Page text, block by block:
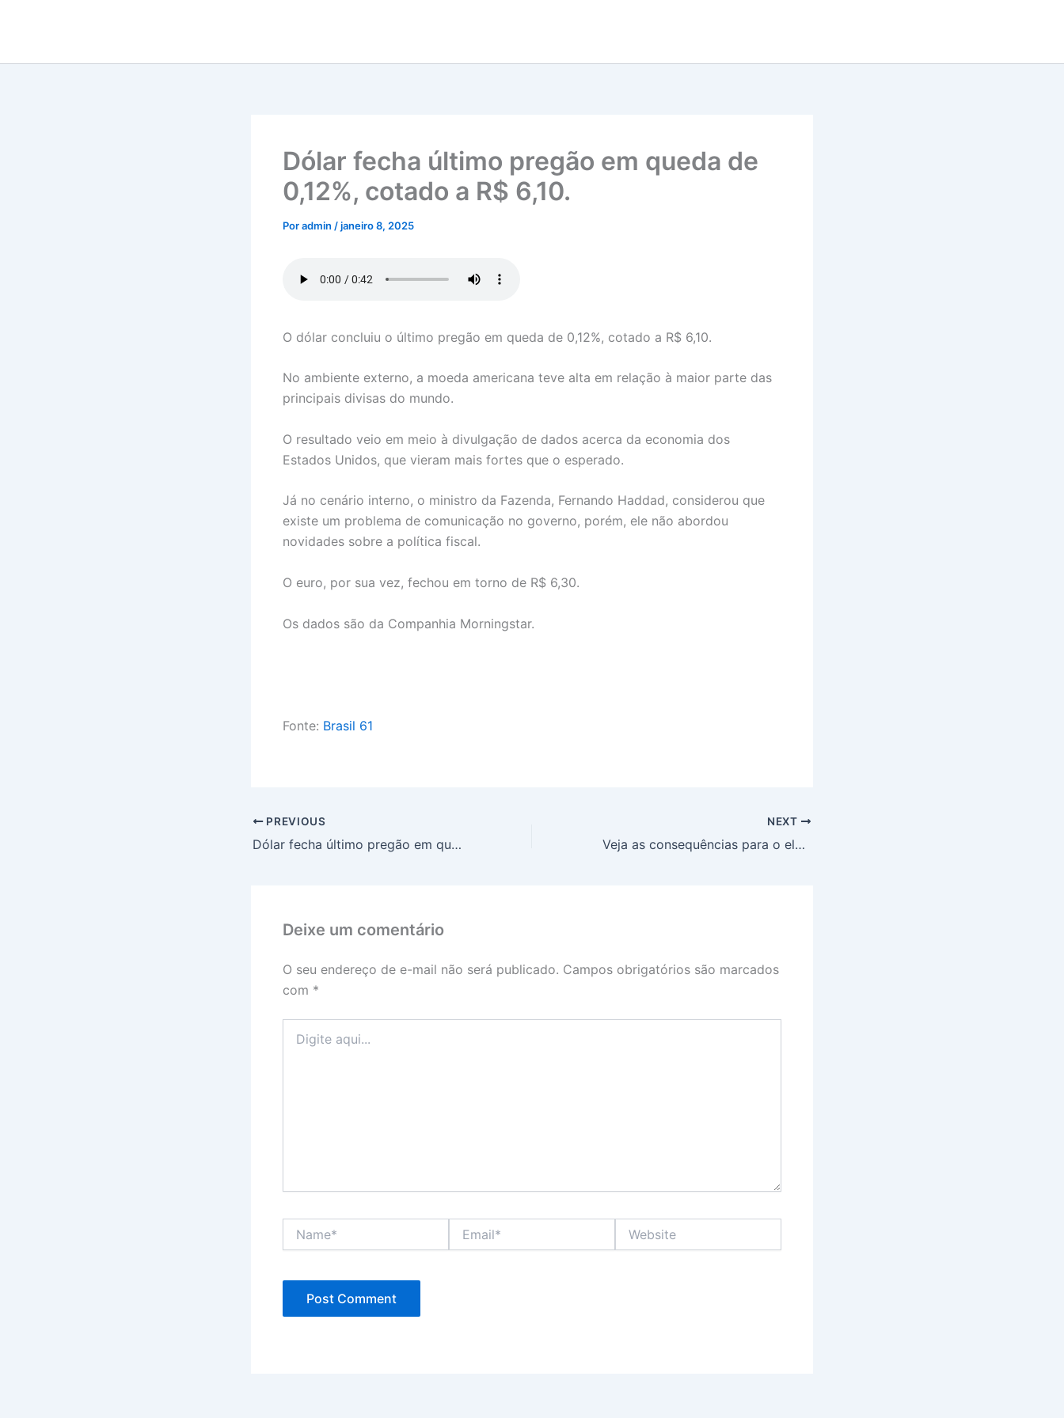
Dólar fecha último pregão em queda de
0,12%, cotado a R$ 6,10.
Poradmin /janeiro 8, 2025
O dólar concluiu o último pregão em queda de 0,12%, cotado a R$ 6,10.
No ambiente externo, a moeda americana teve alta em relação à maior parte das
principais divisas do mundo.
O resultado veio em meio à divulgação de dados acerca da economia dos
Estados Unidos, que vieram mais fortes que o esperado.
Já no cenário interno, o ministro da Fazenda, Fernando Haddad, considerou que
existe um problema de comunicação no governo, porém, ele não abordou
novidades sobre a política fiscal.
O euro, por sua vez, fechou em torno de R$ 6,30.
Os dados são da Companhia Morningstar.
Fonte: Brasil 61
PREVIOUS
Dólar fecha último pregão em queda de 0,12%, cotado a R$ 6,10.
NEXT
Veja as consequências para o eleitor que não justificou ausência ao 2º turno das Eleições 2024
Deixe um comentário
O seu endereço de e-mail não será publicado. Campos obrigatórios são marcados
com *
aqui...